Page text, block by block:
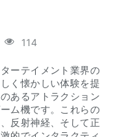
114
ーテイメント業界の
く懐かしい体験を提
あるアトラクション
ム機です。これらの
反射神経、そして正